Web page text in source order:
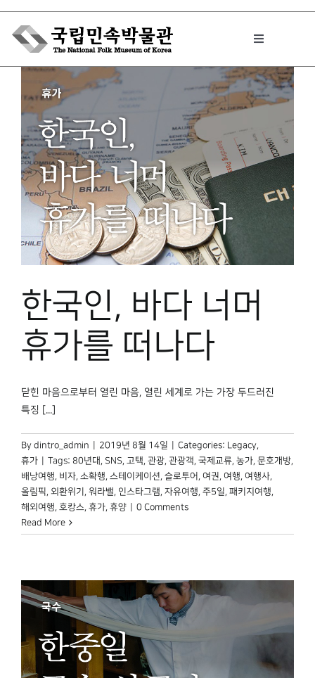
Skip
content
Toggle
박물관에서는
민속이야기
민속 인사이드
원문보기 PDF
박물관 홈페이지
한국인, 바다 너머
휴가를 떠나다
닫힌 마음으로부터 열린 마음, 열린 세계로 가는 가장 두드러진
특징 [...]
By dintro_admin 2019년 8월 14일 Categories: Legacy,
휴가
Tags: 80년대 , SNS, 고택, 관광, 관광객, 국제교류, 농가, 문호개방,
배낭여행, 비자, 소확행, 스테이케이션, 슬로투어 , 여권, 여행, 여행사,
올림픽, 외환위기 , 워라밸, 인스타그램, 자유여행, 주5일, 패키지여행,
해외여행, 호캉스, 휴가, 휴양
0 Comments
Read More